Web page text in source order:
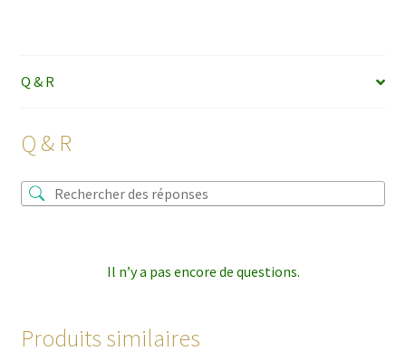
Q & R
Q & R
Il n’y a pas encore de questions.
Produits similaires